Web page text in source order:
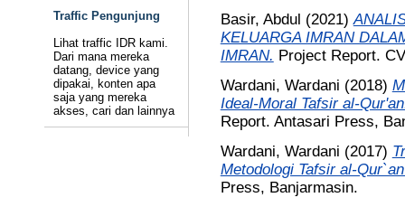
Traffic Pengunjung
Lihat traffic IDR kami.
Dari mana mereka
datang, device yang
dipakai, konten apa
saja yang mereka
akses, cari dan lainnya
Basir, Abdul (2021)
KELUARGA IMRAN
IMRAN. Project Report.
Wardani, Wardani (2018)
Ideal-Moral Tafsir al-
Report. Antasari Press,
Wardani, Wardani (2017)
Metodologi Tafsir al-
Press, Banjarmasin.